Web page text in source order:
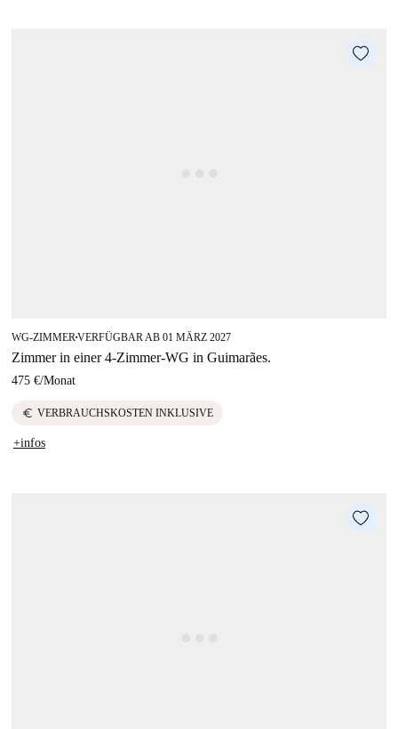
WG-ZIMMER■VERFÜGBAR AB 01 MÄRZ 2027
Zimmer in einer 4-Zimmer-WG in Guimarães.
475 €/Monat
euro VERBRAUCHSKOSTEN INKLUSIVE
+infos